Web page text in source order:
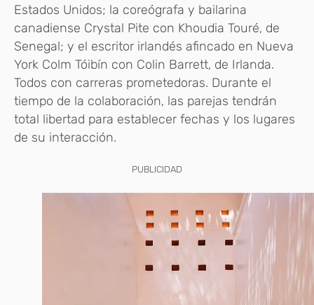
Estados Unidos; la coreógrafa y bailarina
canadiense Crystal Pite con Khoudia Touré, de
Senegal; y el escritor irlandés afincado en Nueva
York Colm Tóibín con Colin Barrett, de Irlanda.
Todos con carreras prometedoras. Durante el
tiempo de la colaboración, las parejas tendrán
total libertad para establecer fechas y los lugares
de su interacción.
PUBLICIDAD